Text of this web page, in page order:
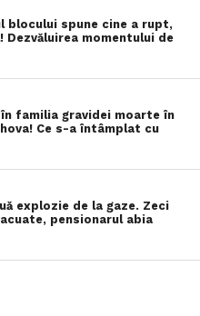
blocului spune cine a rupt,
momentului de
familia gravidei moarte în
Ce s-a întâmplat cu
explozie de la gaze. Zeci
pensionarul abia